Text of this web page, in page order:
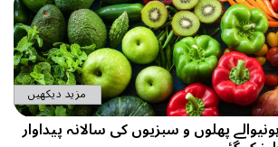
مزید دیکھیں
پھلوں و سبزیوں کی سالانہ پیداوار